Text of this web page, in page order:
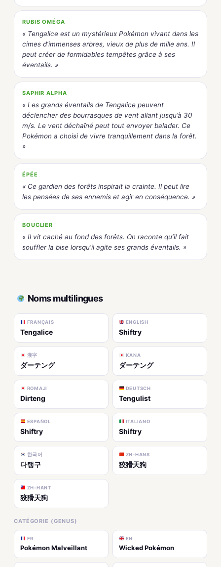
RUBIS OMÉGA
« Tengalice est un mystérieux Pokémon vivant dans les
cimes d’immenses arbres, vieux de plus de mille ans. Il
peut créer de formidables tempêtes grâce à ses
éventails. »
SAPHIR ALPHA
« Les grands éventails de Tengalice peuvent
déclencher des bourrasques de vent allant jusqu’à 30
m/s. Le vent déchaîné peut tout envoyer balader. Ce
Pokémon a choisi de vivre tranquillement dans la forêt.
»
ÉPÉE
« Ce gardien des forêts inspirait la crainte. Il peut lire
les pensées de ses ennemis et agir en conséquence. »
BOUCLIER
« Il vit caché au fond des forêts. On raconte qu’il fait
souffler la bise lorsqu’il agite ses grands éventails. »
Noms multilingues
FRANÇAIS
Tengalice
ENGLISH
Shiftry
漢字
ダーテング
KANA
ダーテング
ROMAJI
Dirteng
DEUTSCH
Tengulist
ESPAÑOL
Shiftry
ITALIANO
Shiftry
한국어
다탱구
ZH-HANS
狡猾天狗
ZH-HANT
狡猾天狗
CATÉGORIE (GENUS)
FR
Pokémon Malveillant
EN
Wicked Pokémon